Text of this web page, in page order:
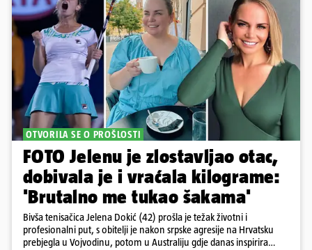
OTVORILA SE O PROŠLOSTI
FOTO Jelenu je zlostavljao otac,
dobivala je i vraćala kilograme:
'Brutalno me tukao šakama'
Bivša tenisačica Jelena Dokić (42) prošla je težak životni i
profesionalni put, s obitelji je nakon srpske agresije na Hrvatsku
prebjegla u Vojvodinu, potom u Australiju gdje danas inspirira